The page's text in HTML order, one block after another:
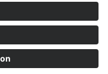
de Vente